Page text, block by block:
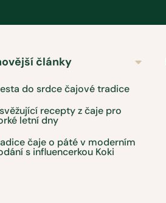
články
do srdce čajové tradice
recepty z čaje pro
letní dny
čaje o páté v moderním
s influencerkou Koki